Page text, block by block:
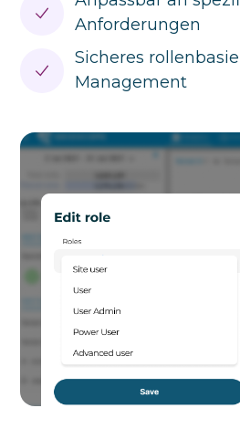
Anforderungen
Sicheres
Management